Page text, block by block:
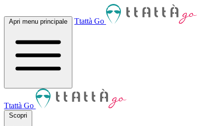
Apri menu principale Ttattà Go
Ttattà Go
Scopri